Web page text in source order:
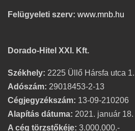
Felügyeleti szerv: www.mnb.hu
Dorado-Hitel XXI. Kft.
Székhely: 2225 Üllő Hársfa utca 1.
Adószám: 29018453-2-13
Cégjegyzékszám: 13-09-210206
Alapítás dátuma: 2021. január 18.
A cég törzstőkéje: 3.000.000.-